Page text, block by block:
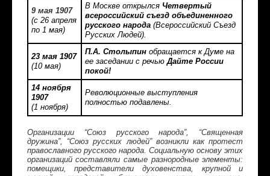
9 мая 1907
(с 26 апреля
по 1 мая)
В Москве открылся Четвертый
всероссийский съезд объединенного
русского народа(Всероссийский Съезд
Русских Людей).
23 мая 1907
(10 мая)
П.А. Столыпинобращается к Думе на
ее заседании с речью Дайте России
покой!
14 ноября
1907
(1 ноября)
Революционные выступления
полностью подавлены.
Организации “Союз русского народа”, “Священная
дружина”, “Союз русских людей” возникли как протест
православного русского народа. Социальную основу этих
организаций составляли самые разнородные элементы:
помещики, представители духовенства, крупной и